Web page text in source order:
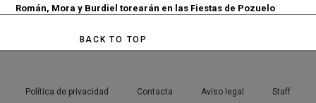
Román, Mora y Burdiel torearán en las Fiestas de Pozuelo
BACK TO TOP
Política de privacidad Contacta Aviso legal Staff